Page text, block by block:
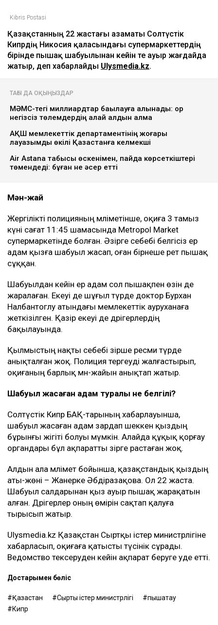
Kibris Postasi
Қазақстанның 22 жастағы азаматы Солтүстік
Кипрдің Никосия қаласындағы супермаркеттердің
бірінде пышақ шабуылынан кейін өте ауыр жағдайда
жатыр, деп хабарлайды Ulysmedia.kz.
ТАҒЫ ДА ОҚЫҢЫЗДАР
МӘМС-тегі миллиардтар бақылауға алынады: қор
негізсіз төлемдердің қалай алдын алмақ
АҚШ мемлекеттік департаментінің жоғары
лауазымды өкілі Қазақстанға келмекші
Air Astana табысы өскенімен, пайда көрсеткіштері
төмендеді: бұған не әсер етті
Мән-жай
Жергілікті полицияның мәліметінше, оқиға 3 тамыз
күні сағат 11:45 шамасында Metropol Market
супермаркетінде болған. Әзірге себебі белгісіз ер
адам қызға шабуыл жасап, оған бірнеше рет пышақ
сұққан.
Шабуылдан кейін ер адам сол пышақпен өзін де
жаралаған. Екеуі де шұғыл түрде доктор Бурхан
Налбантоглу атындағы мемлекеттік ауруханаға
жеткізілген. Қазір екеуі де дәрігерлердің
бақылауында.
Қылмыстың нақты себебі әзірше ресми түрде
анықталған жоқ. Полиция тергеуді жалғастырып,
оқиғаның барлық мән-жайын анықтап жатыр.
Шабуыл жасаған адам туралы не белгілі?
Солтүстік Кипр БАҚ-тарының хабарлауынша,
шабуыл жасаған адам зардап шеккен қыздың
бұрынғы жігіті болуы мүмкін. Алайда құқық қорғау
органдары бұл ақпаратты әзірге растаған жоқ.
Алдын ала мәлімет бойынша, қазақстандық қыздың
аты-жөні – Жанерке Әбдіразақова. Ол 22 жаста.
Шабуыл салдарынан қыз ауыр пышақ жарақатын
алған. Дәрігерлер оның өмірін сақтап қалуға
тырысып жатыр.
Ulysmedia.kz Қазақстан Сыртқы істер министрлігіне
хабарласып, оқиғаға қатысты түсінік сұрады.
Ведомство тексеруден кейін ақпарат беруге уәде етті.
Достарыңмен бөліс
Қазақстан Сыртқы істер министрлігі
пышақтау
Кипр